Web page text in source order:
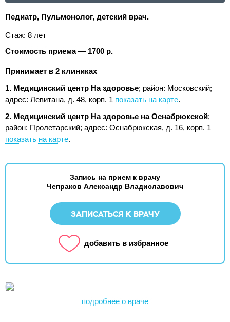
Педиатр, Пульмонолог, детский врач.
Стаж: 8 лет
Стоимость приема — 1700 р.
Принимает в 2 клиниках
1. Медицинский центр На здоровье; район: Московский;
адрес: Левитана, д. 48, корп. 1 показать на карте.
2. Медицинский центр На здоровье на Оснабрюкской;
район: Пролетарский; адрес: Оснабрюкская, д. 16, корп. 1
показать на карте.
Запись на прием к врачу
Чепраков Александр Владиславович
ЗАПИСАТЬСЯ К ВРАЧУ
добавить в избранное
подробнее о враче